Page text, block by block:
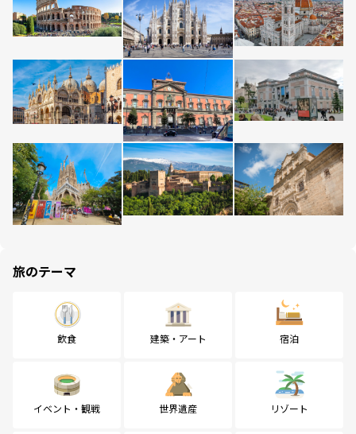
旅のテーマ
飲食 建築・アート 宿泊
イベント・観戦 世界遺産 リゾート